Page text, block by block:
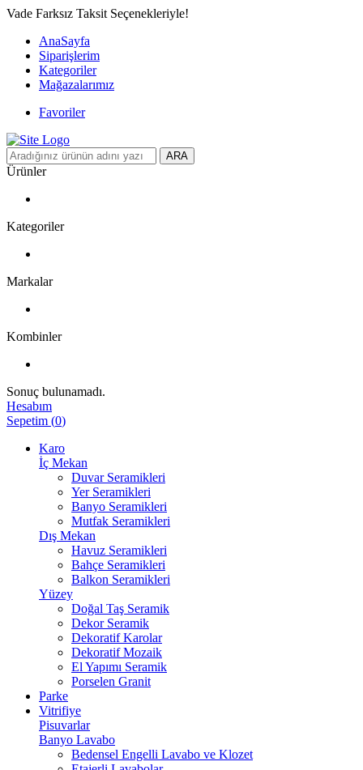
Vade Farksız Taksit Seçenekleriyle!
AnaSayfa
Siparişlerim
Kategoriler
Mağazalarımız
Favoriler
ARA
Ürünler
Kategoriler
Markalar
Kombinler
Sonuç bulunamadı.
Hesabım
Sepetim (0)
Karo
İç Mekan
Duvar Seramikleri
Yer Seramikleri
Banyo Seramikleri
Mutfak Seramikleri
Dış Mekan
Havuz Seramikleri
Bahçe Seramikleri
Balkon Seramikleri
Yüzey
Doğal Taş Seramik
Dekor Seramik
Dekoratif Karolar
Dekoratif Mozaik
El Yapımı Seramik
Porselen Granit
Parke
Vitrifiye
Pisuvarlar
Banyo Lavabo
Bedensel Engelli Lavabo ve Klozet